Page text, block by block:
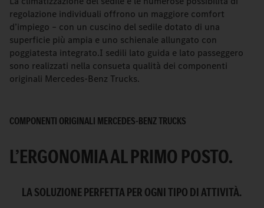
regolazione individuali offrono un maggiore comfort
d’impiego – con un cuscino del sedile dotato di una
superficie più ampia e uno schienale allungato con
poggiatesta integrato.I sedili lato guida e lato passeggero
sono realizzati nella consueta qualità dei componenti
originali Mercedes-Benz Trucks.
COMPONENTI ORIGINALI MERCEDES-BENZ TRUCKS
L’ERGONOMIA AL PRIMO POSTO.
LA SOLUZIONE PERFETTA PER OGNI TIPO DI ATTIVITÀ.